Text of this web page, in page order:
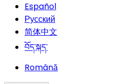
Español
Русский
简体中文
བོད་སྐད་
Română